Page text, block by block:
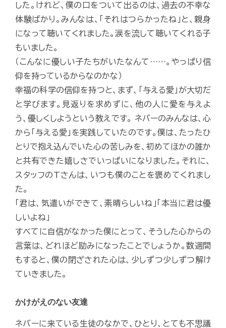
した。けれど、僕の口をついて出るのは、過去の不幸な
体験ばかり。みんなは、「それはつらかったね」と、親身
になって聴いてくれました。涙を流して聴いてくれる子
もいました。
（こんなに優しい子たちがいたなんて……。やっぱり信
仰を持っているからなのかな）
幸福の科学の信仰を持つと、まず、「与える愛」が大切だ
と学びます。見返りを求めずに、他の人に愛を与えよ
う、優しくしようという教えです。 ネバーのみんなは、心
から「与える愛」を実践していたのです。僕は、たったひ
とりで抱え込んでいた心の苦しみを、初めてほかの誰か
と共有できた嬉しさでいっぱいになりました。それに、
スタッフのTさんは、いつも僕のことを褒めてくれまし
た。
「君は、気遣いができて、素晴らしいね」「本当に君は優
しいよね」
すべてに自信がなかった僕にとって、そうした心からの
言葉は、どれほど励みになったことでしょうか。数週間
もすると、僕の閉ざされた心は、少しずつ少しずつ解け
ていきました。
かけがえのない友達
ネバーに来ている生徒のなかで、ひとり、とても不思議